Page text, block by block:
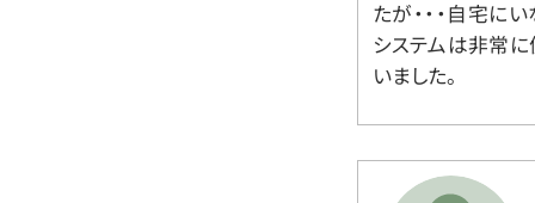
たが・・・自宅に
システムは非常に
いました。